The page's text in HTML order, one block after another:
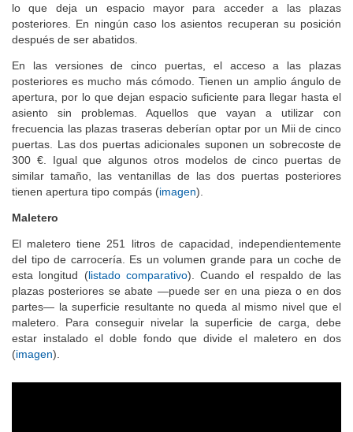
lo que deja un espacio mayor para acceder a las plazas
posteriores. En ningún caso los asientos recuperan su posición
después de ser abatidos.
En las versiones de cinco puertas, el acceso a las plazas
posteriores es mucho más cómodo. Tienen un amplio ángulo de
apertura, por lo que dejan espacio suficiente para llegar hasta el
asiento sin problemas. Aquellos que vayan a utilizar con
frecuencia las plazas traseras deberían optar por un Mii de cinco
puertas. Las dos puertas adicionales suponen un sobrecoste de
300 €. Igual que algunos otros modelos de cinco puertas de
similar tamaño, las ventanillas de las dos puertas posteriores
tienen apertura tipo compás (imagen).
Maletero
El maletero tiene 251 litros de capacidad, independientemente
del tipo de carrocería. Es un volumen grande para un coche de
esta longitud (listado comparativo). Cuando el respaldo de las
plazas posteriores se abate —puede ser en una pieza o en dos
partes— la superficie resultante no queda al mismo nivel que el
maletero. Para conseguir nivelar la superficie de carga, debe
estar instalado el doble fondo que divide el maletero en dos
(imagen).